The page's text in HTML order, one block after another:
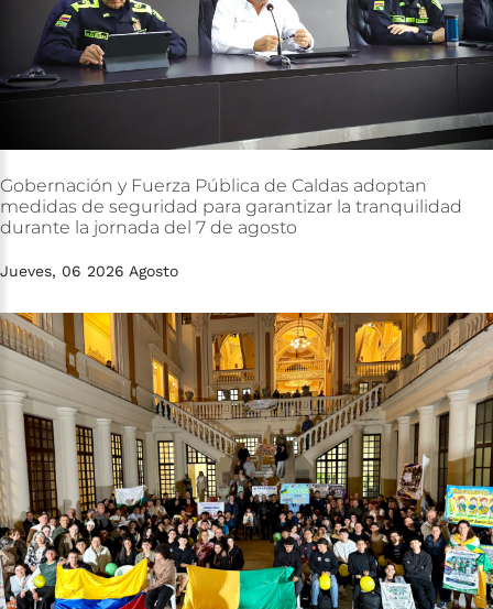
Gobernación y Fuerza Pública de Caldas adoptan
medidas de seguridad para garantizar la tranquilidad
durante la jornada del 7 de agosto
Jueves, 06 2026 Agosto